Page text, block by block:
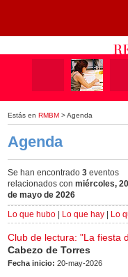
Estás en RMBM > Agenda
Agenda
Se han encontrado 3 eventos
relacionados con miércoles, 20
de mayo de 2026
Lo que hubo
Lo que hay Lo
Club de lectura: "La fiesta
Cabezo de Torres
Fecha inicio: 20-may-2026